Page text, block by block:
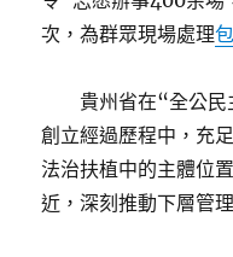
次，為群眾現場處理
貴州省在“全公民
創立經過歷程中，充
法治扶植中的主體位
近，深刻推動下層管理